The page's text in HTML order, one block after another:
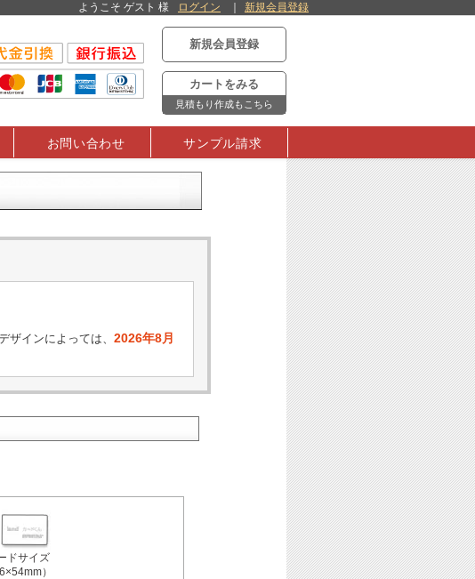
ようこそ ゲスト 様 ログイン 新規会員登録
新規会員登録
カートをみる
見積もり作成もこちら
お問い合わせ サンプル請求
ザインによっては、 2026年8月
ドサイズ
）